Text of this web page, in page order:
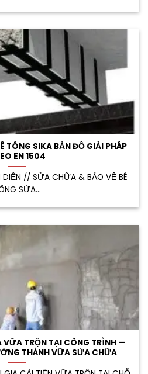
TÔNG SIKA BẢN ĐỒ GIẢI PHÁP
EN 1504
DIỆN // SỬA CHỮA & BẢO VỆ BÊ
SỬA...
VỮA TRỘN TẠI CÔNG TRÌNH —
THÀNH VỮA SỬA CHỮA